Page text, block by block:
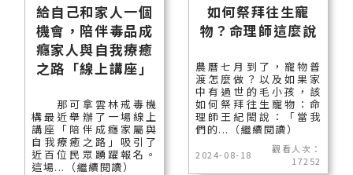
給自己和家人一個
機會，陪伴毒品成
癮家人與自我療癒
之路「線上講座」
那可拿雲林戒毒機
構最近舉辦了一場線上
講座「陪伴成癮家屬與
自我療癒之路」吸引了
近百位民眾踴躍報名。
這場...（繼續閱讀）
如何祭拜往生寵
物？命理師這麼說
農曆七月到了，寵物普
渡怎麼做？以及如果家
中有過世的毛小孩，該
如何祭拜往生寵物：命
理師王紀閎說：「當我
們的...（繼續閱讀）
2024-08-18
觀看人次：
17252